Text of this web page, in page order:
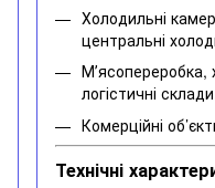
Холодильні
центральні
Мʼясопереробка,
логістичні
Комерційні
Технічні